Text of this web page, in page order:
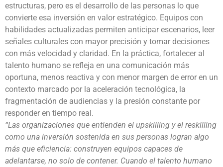
estructuras, pero es el desarrollo de las personas lo que
convierte esa inversión en valor estratégico. Equipos con
habilidades actualizadas permiten anticipar escenarios, leer
señales culturales con mayor precisión y tomar decisiones
con más velocidad y claridad. En la práctica, fortalecer al
talento humano se refleja en una comunicación más
oportuna, menos reactiva y con menor margen de error en un
contexto marcado por la aceleración tecnológica, la
fragmentación de audiencias y la presión constante por
responder en tiempo real.
“Las organizaciones que entienden el upskilling y el reskilling
como una inversión sostenida en sus personas logran algo
más que eficiencia: construyen equipos capaces de
adelantarse, no solo de contener. Cuando el talento humano